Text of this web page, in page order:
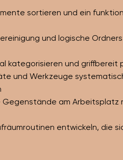
sortieren und ein
und logische
kategorisieren und griffbereit
und Werkzeuge
Gegenstände am Arbeitsplatz
entwickeln, die